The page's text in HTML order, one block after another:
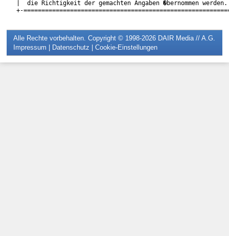
|  die Richtigkeit der gemachten Angaben �bernommen
Alle Rechte vorbehalten. Copyright © 1998-2026 DAIR Media // A.G.
Impressum | Datenschutz | Cookie-Einstellungen